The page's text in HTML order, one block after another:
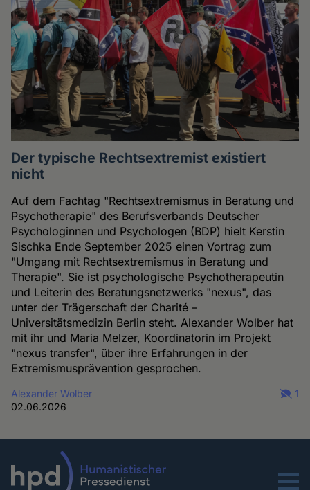
Der typische Rechtsextremist existiert
nicht
Auf dem Fachtag "Rechtsextremismus in Beratung und
Psychotherapie" des Berufsverbands Deutscher
Psychologinnen und Psychologen (BDP) hielt Kerstin
Sischka Ende September 2025 einen Vortrag zum
"Umgang mit Rechtsextremismus in Beratung und
Therapie". Sie ist psychologische Psychotherapeutin
und Leiterin des Beratungsnetzwerks "nexus", das
unter der Trägerschaft der Charité –
Universitätsmedizin Berlin steht. Alexander Wolber hat
mit ihr und Maria Melzer, Koordinatorin im Projekt
"nexus transfer", über ihre Erfahrungen in der
Extremismusprävention gesprochen.
Alexander Wolber
02.06.2026
1
Menu